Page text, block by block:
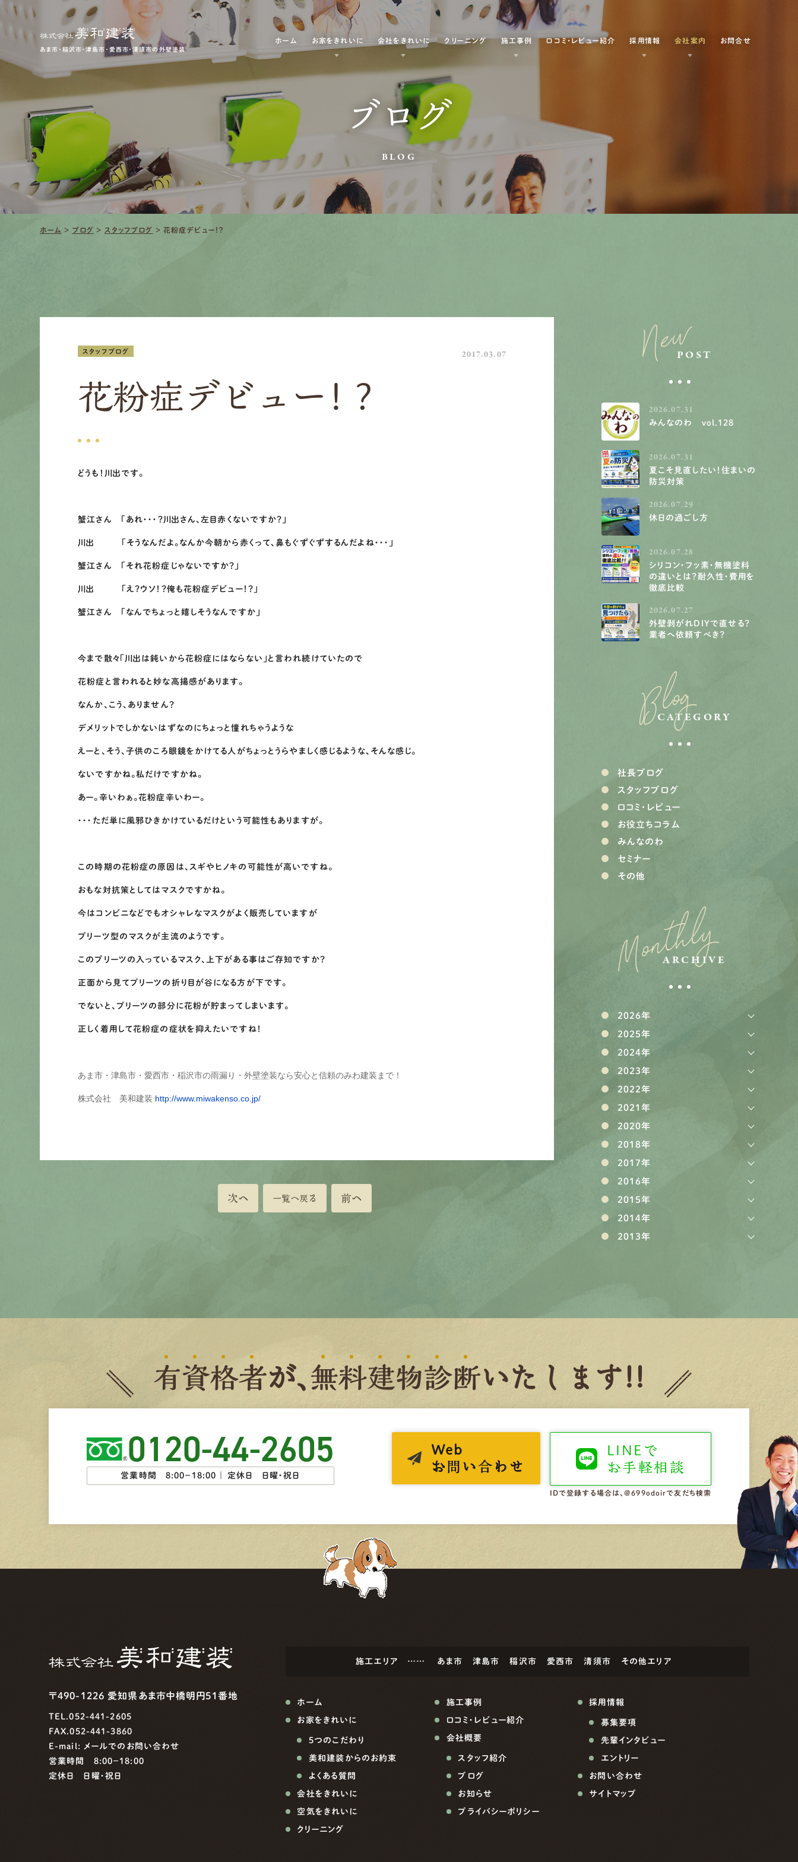
あま市・稲沢市・津島市・愛西市・清須市の外壁塗装
ホーム お家をきれいに 会社をきれいに クリーニング 施工事例 口コミ・レビュー紹介 採用情報 会社案内 お問合せ
ブログ
BLOG
ホーム > ブログ > スタッフブログ > 花粉症デビュー！？
スタッフブログ 2017.03.07
花粉症デビュー！？
どうも！川出です。
蟹江さん 「あれ・・・？川出さん、左目赤くないですか？」
川出 「そうなんだよ。なんか今朝から赤くって、鼻もぐずぐずするんだよね・・・」
蟹江さん 「それ花粉症じゃないですか？」
川出 「え？ウソ！？俺も花粉症デビュー！？」
蟹江さん 「なんでちょっと嬉しそうなんですか」
今まで散々「川出は鈍いから花粉症にはならない」と言われ続けていたので
花粉症と言われると妙な高揚感があります。
なんか、こう、ありません？
デメリットでしかないはずなのにちょっと憧れちゃうような
えーと、そう、子供のころ眼鏡をかけてる人がちょっとうらやましく感じるような、そんな感じ。
ないですかね。私だけですかね。
あー。辛いわぁ。花粉症辛いわー。
・・・ただ単に風邪ひきかけているだけという可能性もありますが。
この時期の花粉症の原因は、スギやヒノキの可能性が高いですね。
おもな対抗策としてはマスクですかね。
今はコンビニなどでもオシャレなマスクがよく販売していますが
プリーツ型のマスクが主流のようです。
このプリーツの入っているマスク、上下がある事はご存知ですか？
正面から見てプリーツの折り目が谷になる方が下です。
でないと、プリーツの部分に花粉が貯まってしまいます。
正しく着用して花粉症の症状を抑えたいですね！
あま市・津島市・愛西市・稲沢市の雨漏り・外壁塗装なら安心と信頼のみわ建装まで！
株式会社 美和建装 http://www.miwakenso.co.jp/
次へ 一覧へ戻る 前へ
NewPOST
2026.07.31
みんなのわ vol.128
2026.07.31
夏こそ見直したい！住まいの
防災対策
2026.07.29
休日の過ごし方
2026.07.28
シリコン・フッ素・無機塗料
の違いとは？耐久性・費用を
徹底比較
2026.07.27
外壁剥がれDIYで直せる？
業者へ依頼すべき？
Blog
CATEGORY
社長ブログ
スタッフブログ
口コミ・レビュー
お役立ちコラム
みんなのわ
セミナー
その他
Monthly
ARCHIVE
2026年
2025年
2024年
2023年
2022年
2021年
2020年
2018年
2017年
2016年
2015年
2014年
2013年
有資格者が、 無料建物診断いたします!!
0120-44-2605
営業時間 8:00−18:00 ｜ 定休日 日曜・祝日
Web
お問い合わせ
LINEで
お手軽相談
IDで登録する場合は、@699odoirで友だち検索
〒490-1226 愛知県あま市中橋明円51番地
TEL.052-441-2605
FAX.052-441-3860
E-mail: メールでのお問い合わせ
営業時間 8:00−18:00
定休日 日曜・祝日
施工エリア …… あま市 津島市 稲沢市 愛西市 清須市 その他エリア
ホーム
お家をきれいに
5つのこだわり
美和建装からのお約束
よくある質問
会社をきれいに
空気をきれいに
クリーニング
施工事例
口コミ・レビュー紹介
会社概要
スタッフ紹介
ブログ
お知らせ
プライバシーポリシー
採用情報
募集要項
先輩インタビュー
エントリー
お問い合わせ
サイトマップ